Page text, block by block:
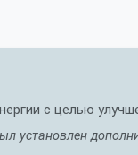
с целью
установлен